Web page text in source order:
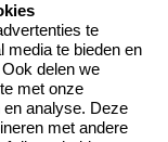
vragen
te
media te bieden en
delen we
met onze
analyse. Deze
met andere